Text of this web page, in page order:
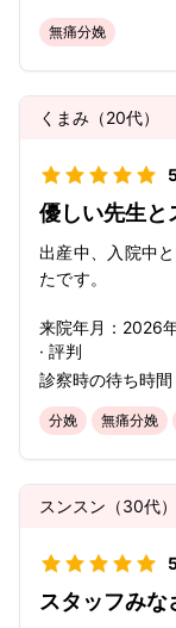
無痛分娩
くまみ （20代）
優しい先生と
出産中、入院中
たです。
来院年月： 2026
· 評判
診察時の待ち時間
分娩 無痛分娩
スンスン （30代）
スタッフみな